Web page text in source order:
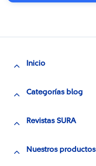
Inicio
Categorías blog
Revistas SURA
Nuestros productos